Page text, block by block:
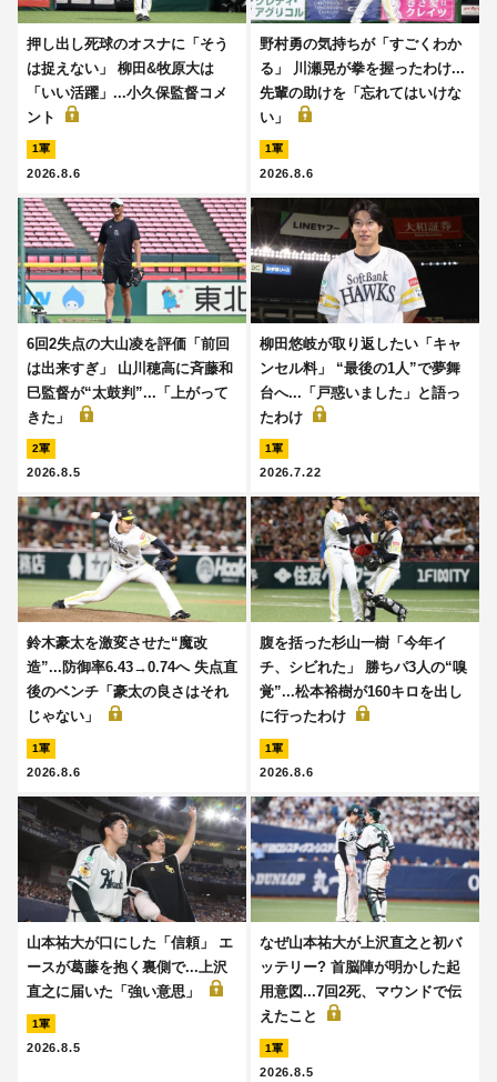
押し出し死球のオスナに「そう
は捉えない」 柳田&牧原大は
「いい活躍」...小久保監督コメ
ント
1軍
2026.8.6
野村勇の気持ちが「すごくわか
る」 川瀬晃が拳を握ったわけ...
先輩の助けを「忘れてはいけな
い」
1軍
2026.8.6
6回2失点の大山凌を評価「前回
は出来すぎ」 山川穂高に斉藤和
巳監督が“太鼓判”...「上がって
きた」
2軍
2026.8.5
柳田悠岐が取り返したい「キャ
ンセル料」 “最後の1人”で夢舞
台へ...「戸惑いました」と語っ
たわけ
1軍
2026.7.22
鈴木豪太を激変させた“魔改
造”...防御率6.43→0.74へ 失点直
後のベンチ「豪太の良さはそれ
じゃない」
1軍
2026.8.6
腹を括った杉山一樹「今年イ
チ、シビれた」 勝ちパ3人の“嗅
覚”...松本裕樹が160キロを出し
に行ったわけ
1軍
2026.8.6
山本祐大が口にした「信頼」 エ
ースが葛藤を抱く裏側で...上沢
直之に届いた「強い意思」
1軍
2026.8.5
なぜ山本祐大が上沢直之と初バ
ッテリー? 首脳陣が明かした起
用意図...7回2死、マウンドで伝
えたこと
1軍
2026.8.5